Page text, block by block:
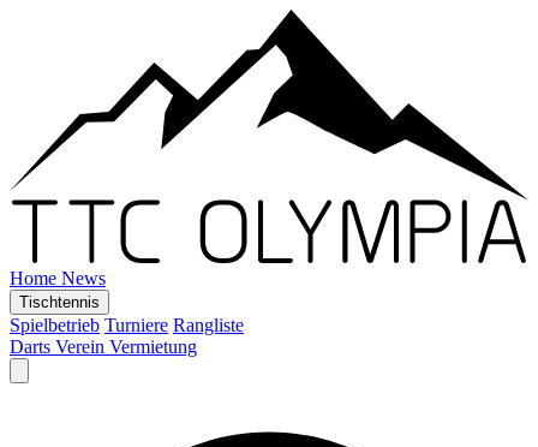
Home News
Tischtennis
Spielbetrieb Turniere Rangliste
Darts Verein Vermietung